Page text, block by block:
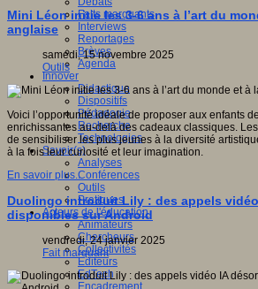
Faits marquants
Interviews
Reportages
Brèves
Agenda
Innover
Didactique
Dispositifs
Pédagogie
Recherche
Technologies
Savoir(s)
Analyses
Conférences
Outils
Pratiques
Acteurs de l'éducation
Animateurs
Chercheurs
Collectivités
Editeurs
EdTech
Encadrement
Mini Léon initie les 3-6 ans à l’art du
anglaise
samedi, 15 novembre 2025
Outils
Voici l’opportunité idéale de proposer aux enfants
enrichissantes au-delà des cadeaux classiques.
de sensibiliser les plus jeunes à la diversité
à la fois leur curiosité et leur imagination.
En savoir plus...
Duolingo introduit Lily : des appels
disponibles sur Android
vendredi, 24 janvier 2025
Fait marquant